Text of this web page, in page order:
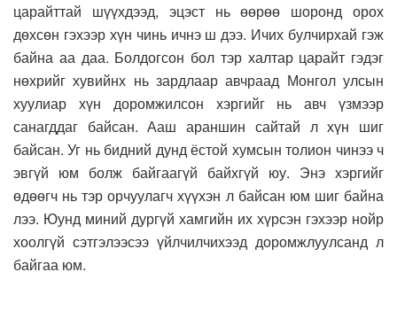
царайттай шүүхдээд, эцэст нь өөрөө шоронд орох
дөхсөн гэхээр хүн чинь ичнэ ш дээ. Ичих булчирхай гэж
байна аа даа. Болдогсон бол тэр халтар царайт гэдэг
нөхрийг хувийнх нь зардлаар авчраад Монгол улсын
хуулиар хүн доромжилсон хэргийг нь авч үзмээр
санагддаг байсан. Ааш араншин сайтай л хүн шиг
байсан. Уг нь бидний дунд ёстой хумсын толион чинээ ч
эвгүй юм болж байгаагүй байхгүй юу. Энэ хэргийг
өдөөгч нь тэр орчуулагч хүүхэн л байсан юм шиг байна
лээ. Юунд миний дургүй хамгийн их хүрсэн гэхээр нойр
хоолгүй сэтгэлээсээ үйлчилчихээд доромжлуулсанд л
байгаа юм.